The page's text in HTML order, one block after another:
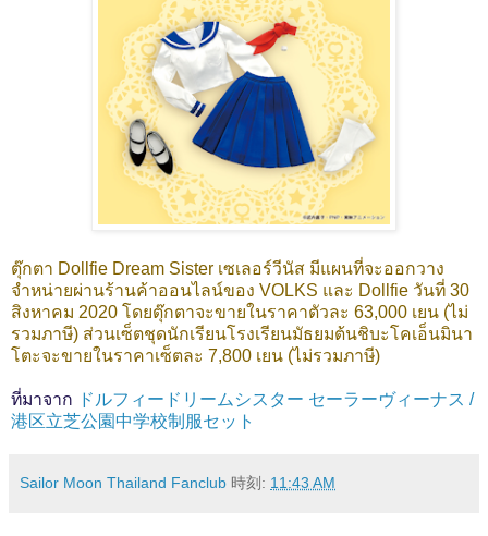
ตุ๊กตา Dollfie Dream Sister เซเลอร์วีนัส มีแผนที่จะออกวาง
จำหน่ายผ่านร้านค้าออนไลน์ของ VOLKS และ Dollfie วันที่ 30
สิงหาคม 2020 โดยตุ๊กตาจะขายในราคาตัวละ 63,000 เยน (ไม่
รวมภาษี) ส่วนเซ็ตชุดนักเรียนโรงเรียนมัธยมต้นชิบะโคเอ็นมินา
โตะจะขายในราคาเซ็ตละ 7,800 เยน (ไม่รวมภาษี)
ที่มาจาก ドルフィードリームシスター セーラーヴィーナス /
港区立芝公園中学校制服セット
Sailor Moon Thailand Fanclub 時刻: 11:43 AM